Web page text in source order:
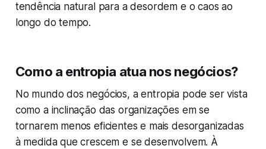
tendência natural para a desordem e o caos ao
longo do tempo.
Como a entropia atua nos negócios?
No mundo dos negócios, a entropia pode ser vista
como a inclinação das organizações em se
tornarem menos eficientes e mais desorganizadas
à medida que crescem e se desenvolvem. À